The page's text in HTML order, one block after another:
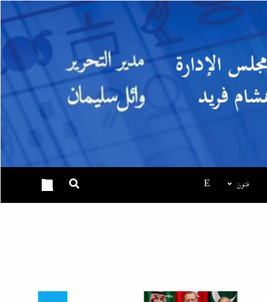
فنون E
بعد واقعة عاملة محل العطور: معركة “الكارنيه” تتصاعد بين
نقابتى الصحفيين والعمال